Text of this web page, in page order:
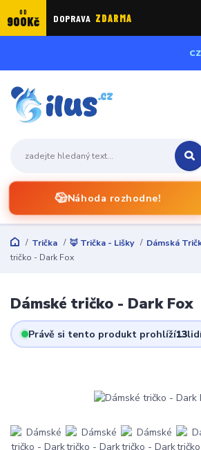
OD
900Kč DOPRAVA ZDARMA
🎲Náhoda rozhodne!
Trička 🦊 Trička - Lišky Dámská
tričko - Dark Fox
Dámské tričko - Dark Fox
Právě si tento produkt prohlíží13